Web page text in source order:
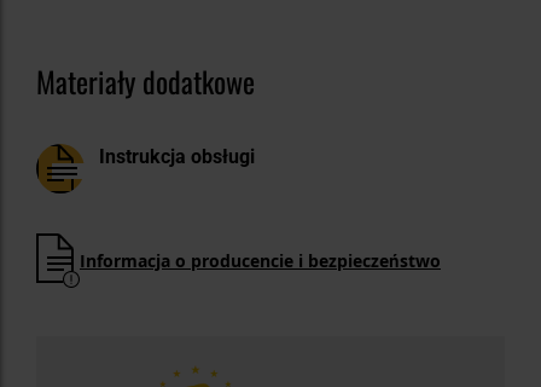
Materiały dodatkowe
Instrukcja obsługi
Informacja o producencie i bezpieczeństwo